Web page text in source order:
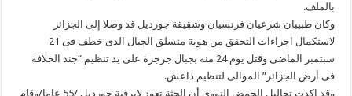
بالملف.
وكان طبيبان شرعيان فرنسيان وشقيقة جورديل قد وصلا إلى الجزائر
لاستكمال اجراءات التحقق من هوية متسلق الجبال الذى خطف فى 21
سبتمبر الماضى وقتل يوم 24 منه بجبال جرجرة على يد تنظيم “جند الخلافة
فى أرض الجزائر” الموالى لتنظيم داعش.
وقد اكدت تحاليل الحمض النووى أن الجثة تعود لايرفية جورديل /55 عاما/وقام